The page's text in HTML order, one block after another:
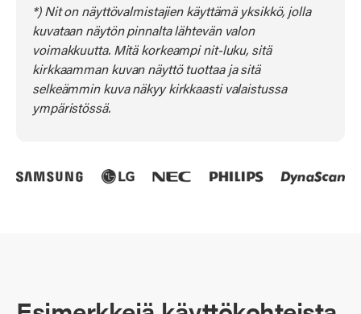
*) Nit on näyttövalmistajien käyttämä yksikkö, jolla
kuvataan näytön pinnalta lähtevän valon
voimakkuutta. Mitä korkeampi nit-luku, sitä
kirkkaamman kuvan näyttö tuottaa ja sitä
selkeämmin kuva näkyy kirkkaasti valaistussa
ympäristössä.